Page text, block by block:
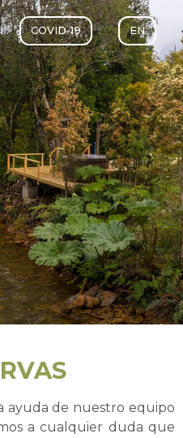
COVID-19 EN
ayuda de nuestro equipo
a cualquier duda que